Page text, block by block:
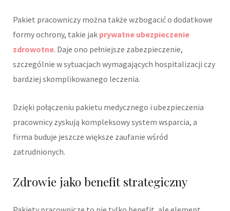
Pakiet pracowniczy można także wzbogacić o dodatkowe
formy ochrony, takie jak prywatne ubezpieczenie
zdrowotne. Daje ono pełniejsze zabezpieczenie,
szczególnie w sytuacjach wymagających hospitalizacji czy
bardziej skomplikowanego leczenia.
Dzięki połączeniu pakietu medycznego i ubezpieczenia
pracownicy zyskują kompleksowy system wsparcia, a
firma buduje jeszcze większe zaufanie wśród
zatrudnionych.
Zdrowie jako benefit strategiczny